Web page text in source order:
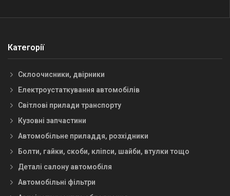
Категорії
Склоочисники, двірники
Електроустаткування автомобілів
Світлові прилади транспорту
Кузовні запчастини
Автомобільне приладдя, розхідники
Болти, гайки, скоби, кліпси, шайби, втулки тощо
Деталі салону автомобіля
Автомобільні фільтри